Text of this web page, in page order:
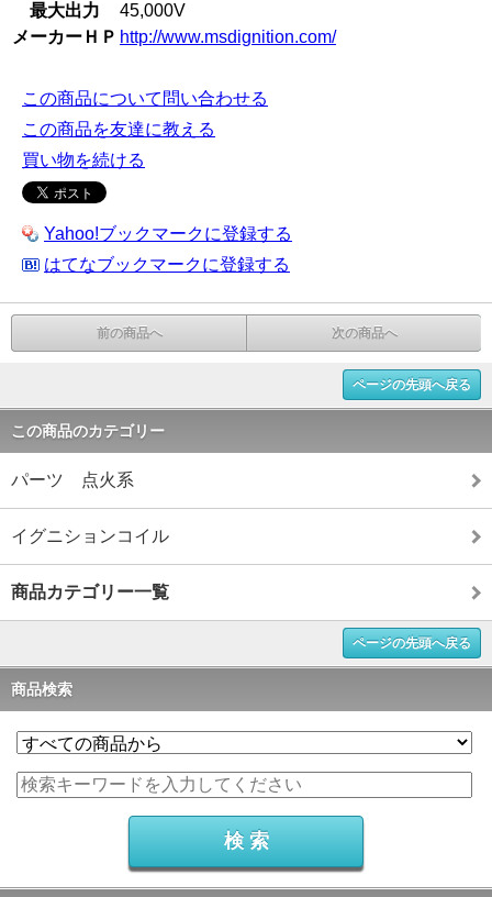
最大出力
45,000V
メーカーＨＰ http://www.msdignition.com/
この商品について問い合わせる
この商品を友達に教える
買い物を続ける
Yahoo!ブックマークに登録する
はてなブックマークに登録する
前の商品へ 次の商品へ
ページの先頭へ戻る
この商品のカテゴリー
パーツ 点火系
イグニションコイル
商品カテゴリー一覧
ページの先頭へ戻る
商品検索